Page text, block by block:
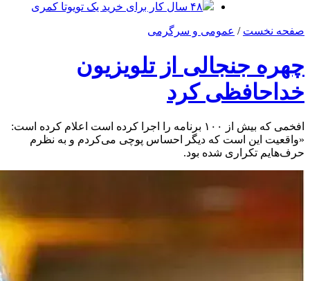
۴۸ سال کار برای خرید یک تویوتا کمری
صفحه نخست / عمومی و سرگرمی
چهره جنجالی از تلویزیون
خداحافظی کرد
افخمی که بیش از ۱۰۰ برنامه را اجرا کرده است اعلام کرده است:
«واقعیت این است که دیگر احساس پوچی می‌کردم و به نظرم
حرف‌هایم تکراری شده بود.